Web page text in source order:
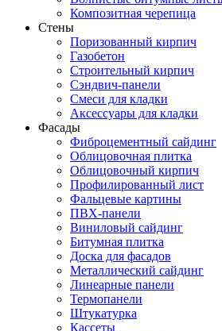
Композитная черепица
Стены
Поризованный кирпич
Газобетон
Строительный кирпич
Сэндвич-панели
Смеси для кладки
Аксессуары для кладки
Фасады
Фиброцементный сайдинг
Облицовочная плитка
Облицовочный кирпич
Профилированный лист
Фальцевые картины
ПВХ-панели
Виниловый сайдинг
Битумная плитка
Доска для фасадов
Металлический сайдинг
Линеарные панели
Термопанели
Штукатурка
Кассеты